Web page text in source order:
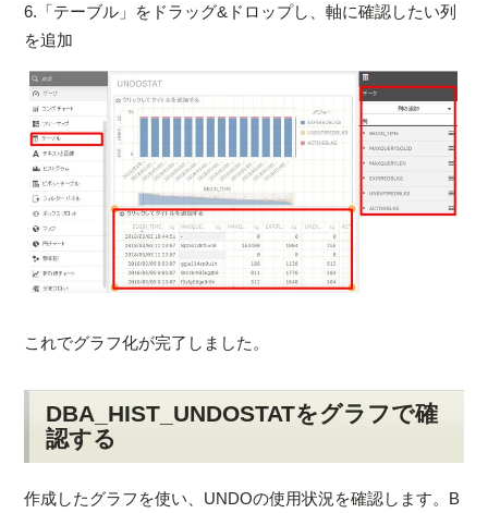
6.「テーブル」をドラッグ&ドロップし、軸に確認したい列
を追加
これでグラフ化が完了しました。
DBA_HIST_UNDOSTATをグラフで確
認する
作成したグラフを使い、UNDOの使用状況を確認します。B